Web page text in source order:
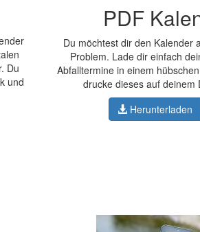
Du
und
PDF
Du möchtest dir den Kalender
Problem. Lade dir einfach
Abfalltermine in einem
drucke dieses auf deinem
Herunterladen